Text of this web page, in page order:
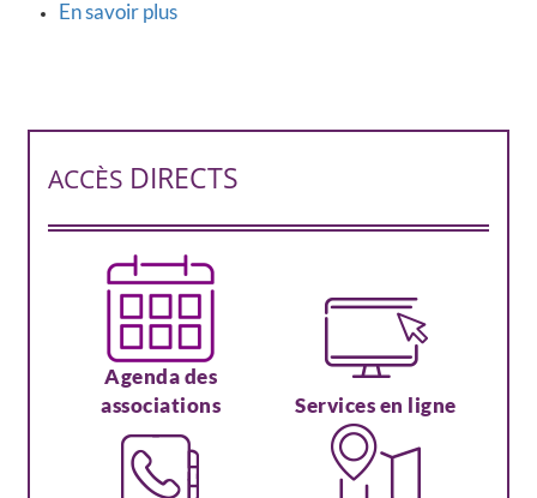
En savoir plussur
contact
la
Loos
ACCÈS DIRECTS
Agenda des
associations
Services en ligne